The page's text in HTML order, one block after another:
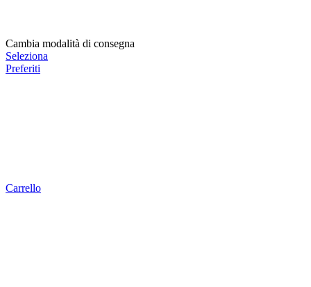
Cambia modalità di consegna
Seleziona
Preferiti
Carrello